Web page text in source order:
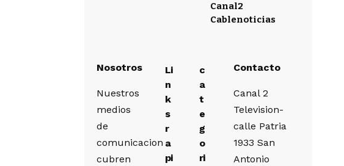
Canal2
Cablenoticias
Nosotros
Nuestros
medios
de
comunicacion
cubren
Li
n
k
s
r
a
pi
c
a
t
e
g
o
ri
Contacto
Canal 2
Television-
calle Patria
1933 San
Antonio